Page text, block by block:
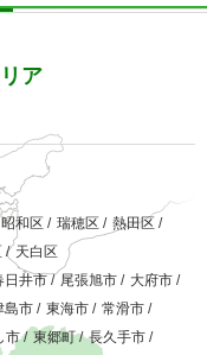
ア
昭和区 / 瑞穂区 / 熱田区 /
/ 天白区
日井市/ 尾張旭市 / 大府市 /
島市 / 東海市 / 常滑市 /
市/ 東郷町/ 長久手市 /